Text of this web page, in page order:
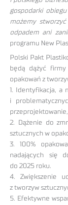
gospodarki
możemy
odpadem ani
programu New
Polski Pakt
będą dążyć
opakowań z
1. Identyfikacja, a
i
2. Dążenie do
sztucznych w
3. 100%
nadających się
do 2025 roku.
4. Zwiększenie
z tworzyw
5. Efektywne